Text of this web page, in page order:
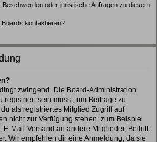
oder juristische Anfragen zu diesem
Boards kontaktieren?
zwingend. Die Board-Administration
registriert sein musst, um Beiträge zu
als registriertes Mitglied Zugriff auf
nicht zur Verfügung stehen: zum Beispiel
Mail-Versand an andere Mitglieder, Beitritt
Wir empfehlen dir eine Anmeldung, da sie